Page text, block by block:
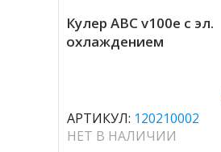
Кулер ABC v100e с эл.
охлаждением
АРТИКУЛ: 120210002
НЕТ В НАЛИЧИИ